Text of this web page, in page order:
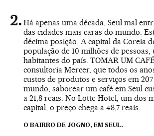
Há apenas uma década, Seul mal
das cidades mais caras do mundo.
décima posição. A capital da Coreia
população de 10 milhões de
habitantes do país. TOMAR UM
consultoria Mercer, que todos os
custos de produtos e serviços em
mundo, saborear um café em Seul
a 21,8 reais. No Lotte Hotel, um dos
capital, o preço chega a 48,7 reais.
O BAIRRO DE JOGNO, EM SEUL.